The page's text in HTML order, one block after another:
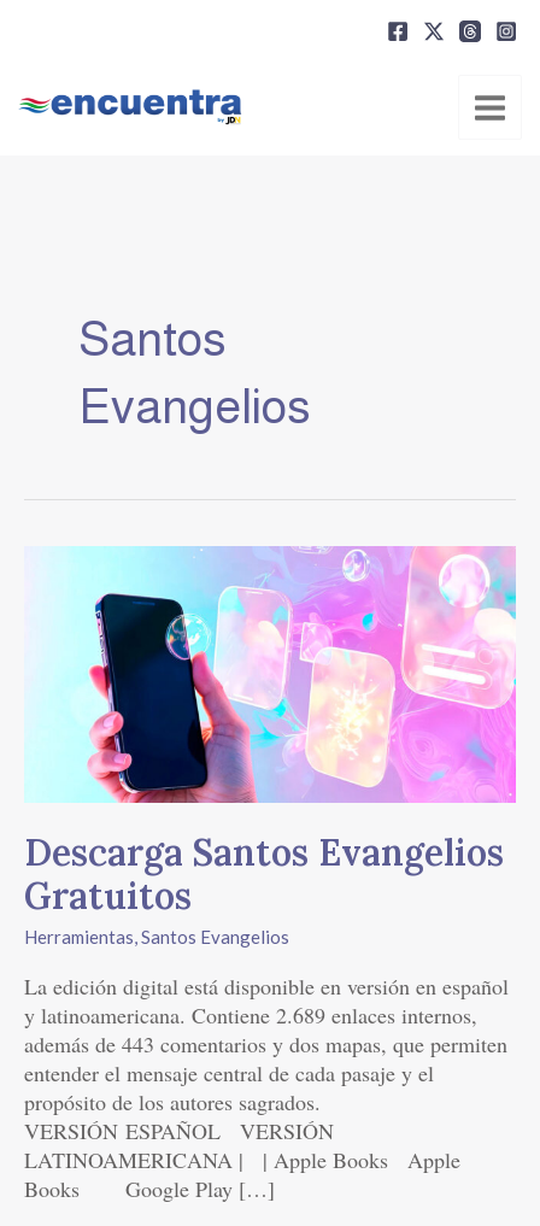
Santos
Evangelios
Descarga Santos Evangelios
Gratuitos
Herramientas Santos Evangelios
La edición digital está disponible en versión en español
y latinoamericana. Contiene 2.689 enlaces internos,
además de 443 comentarios y dos mapas, que permiten
entender el mensaje central de cada pasaje y el
propósito de los autores sagrados.
VERSIÓN ESPAÑOL VERSIÓN
LATINOAMERICANA | | Apple Books Apple
Books Google Play […]
Evangelios
Gratuitos